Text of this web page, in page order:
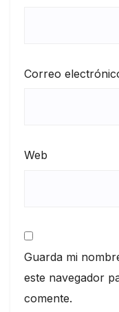
Correo
Web
Guarda mi
este navegador
comente.